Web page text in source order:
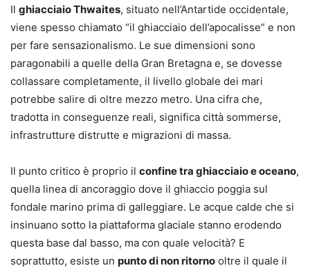
Il ghiacciaio Thwaites, situato nell’Antartide occidentale,
viene spesso chiamato “il ghiacciaio dell’apocalisse” e non
per fare sensazionalismo. Le sue dimensioni sono
paragonabili a quelle della Gran Bretagna e, se dovesse
collassare completamente, il livello globale dei mari
potrebbe salire di oltre mezzo metro. Una cifra che,
tradotta in conseguenze reali, significa città sommerse,
infrastrutture distrutte e migrazioni di massa.
Il punto critico è proprio il confine tra ghiacciaio e oceano,
quella linea di ancoraggio dove il ghiaccio poggia sul
fondale marino prima di galleggiare. Le acque calde che si
insinuano sotto la piattaforma glaciale stanno erodendo
questa base dal basso, ma con quale velocità? E
soprattutto, esiste un punto di non ritorno oltre il quale il